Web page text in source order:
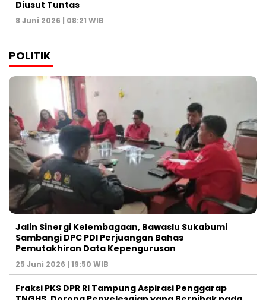
Diusut Tuntas
8 Juni 2026 | 08:21 WIB
POLITIK
Jalin Sinergi Kelembagaan, Bawaslu Sukabumi
Sambangi DPC PDI Perjuangan Bahas
Pemutakhiran Data Kepengurusan
25 Juni 2026 | 19:50 WIB
‎Fraksi PKS DPR RI Tampung Aspirasi Penggarap